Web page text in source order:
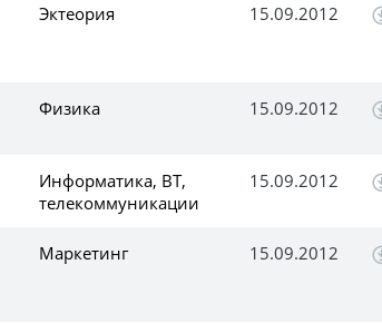
Эктеория 15.09.2012
Физика 15.09.2012
Информатика, ВТ,
телекоммуникации
15.09.2012
Маркетинг 15.09.2012